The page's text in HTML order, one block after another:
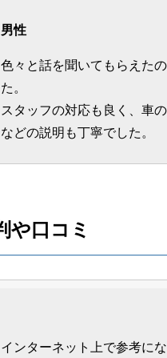
男性
色々と話を聞いてもらえた
た。
スタッフの対応も良く、車
などの説明も丁寧でした。
男性
ポルシェを売ろうと思って
した。
結構大切にしていた車なの
や口コミ
インターネット上で参考に